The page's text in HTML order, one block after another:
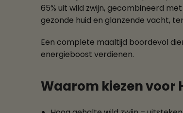
65% uit wild zwijn, gecombineerd
gezonde huid en glanzende vacht,
Een complete maaltijd boordevol
energieboost verdienen.
Waarom kiezen voor